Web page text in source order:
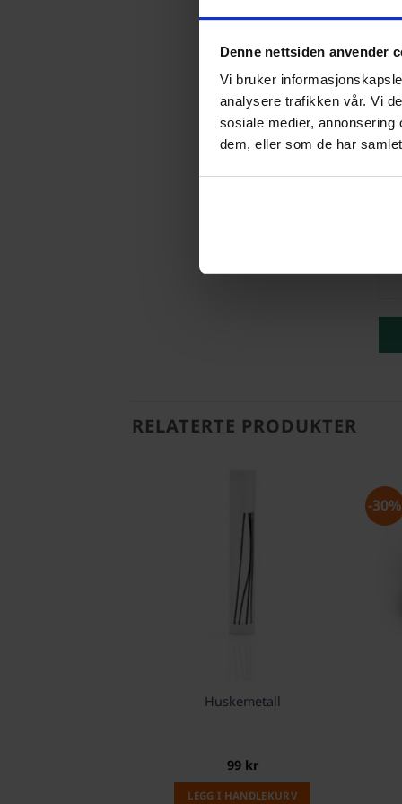
Denne nettsiden anvender
Vi bruker
analysere trafikken vår. Vi
sosiale medier,
dem, eller som de har
RELATERTE PRODUKTER
Huskemetall
99 kr
LEGG I HANDLEKURV
-30%